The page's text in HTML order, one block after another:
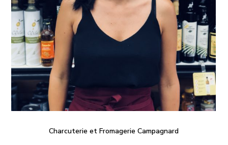
Charcuterie et Fromagerie Campagnard